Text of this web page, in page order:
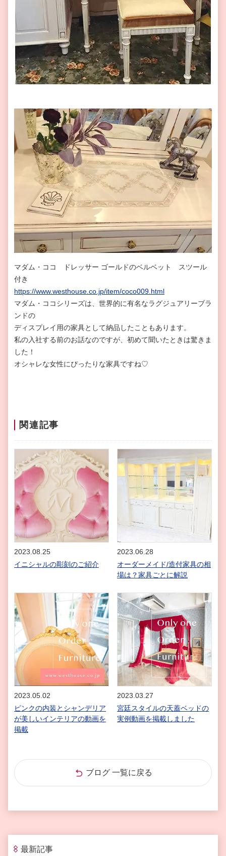
マダム・ココ ドレッサー ゴールドのベルベット スツール
付き
https://www.westhouse.co.jp/item/coco009.html
マダム・ココシリーズは、世界的に有名なラグジュアリーブラ
ンドの
ディスプレイ用の家具として納品したこともあります。
私の入社する前のお話なのですが、初めて聞いたときは驚きま
した！
オシャレな女性にぴったりな家具ですね♡
関連記事
2023.08.25
イニシャルの彫刻のご紹介
2023.06.28
オーダーメイド/造付家具の相
場は？家具ごとに解説
2023.05.02
ピンクの内装とシャンデリア
が美しいインテリアの動画を
掲載
2023.03.27
宮廷スタイルの天蓋ベッドの
実例動画を掲載しました
ブログ 一覧に戻る
最新記事